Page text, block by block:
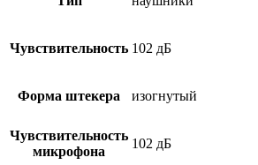
Чувствительность 102 дБ
Форма штекера изогнутый
Чувствительность
микрофона
102 дБ